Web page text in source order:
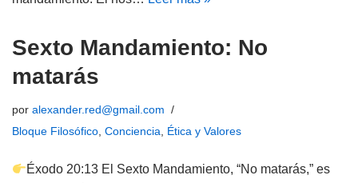
Sexto Mandamiento: No
matarás
por alexander.red@gmail.com
Bloque Filosófico, Conciencia, Ética y Valores
Éxodo 20:13 El Sexto Mandamiento, “No matarás,” es